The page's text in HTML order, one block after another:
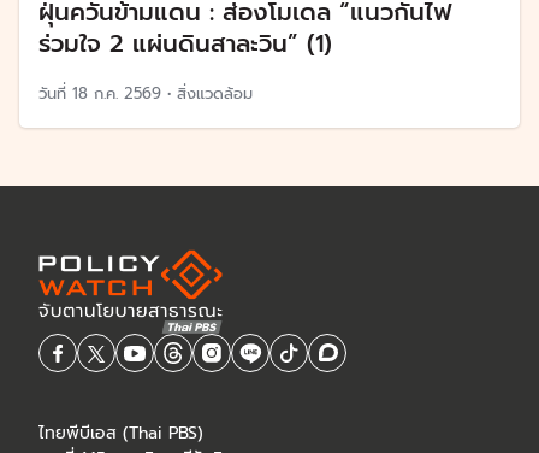
ฝุ่นควันข้ามแดน : ส่องโมเดล “แนวกันไฟ
ร่วมใจ 2 แผ่นดินสาละวิน” (1)
วันที่ 18 ก.ค. 2569 • สิ่งแวดล้อม
ไทยพีบีเอส (Thai PBS)